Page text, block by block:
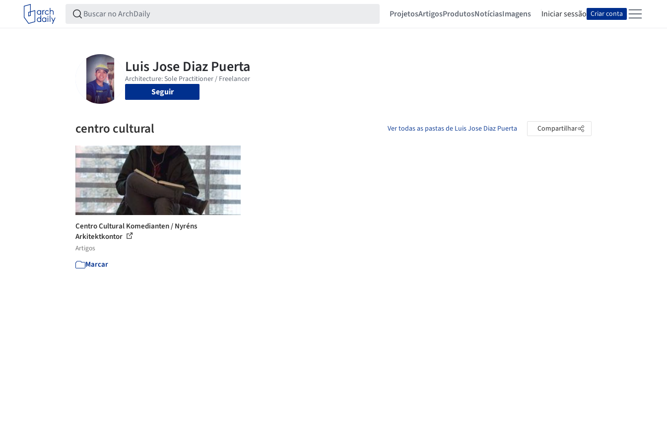
ProjetosArtigosProdutosNotíciasImagens Iniciar sessão Criar conta
Seguir
centro cultural Ver todas as pastas de Luis Jose Diaz Puerta Compartilhar
Centro Cultural Komedianten / Nyréns
Arkitektkontor
Artigos
Marcar